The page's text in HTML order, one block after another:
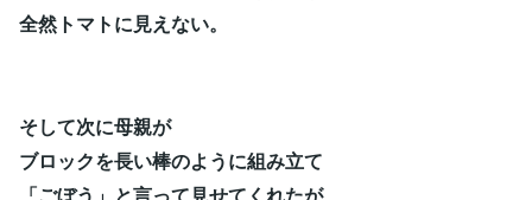
全然トマトに見えない。
そして次に母親が
ブロックを長い棒のように組み立て